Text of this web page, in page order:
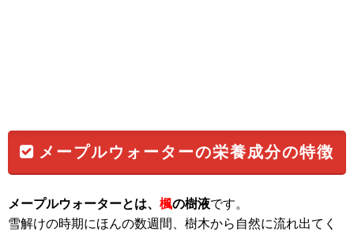
メープルウォーターの栄養成分の特徴
メープルウォーターとは、 楓の樹液です。
雪解けの時期にほんの数週間、樹木から自然に流れ出てく